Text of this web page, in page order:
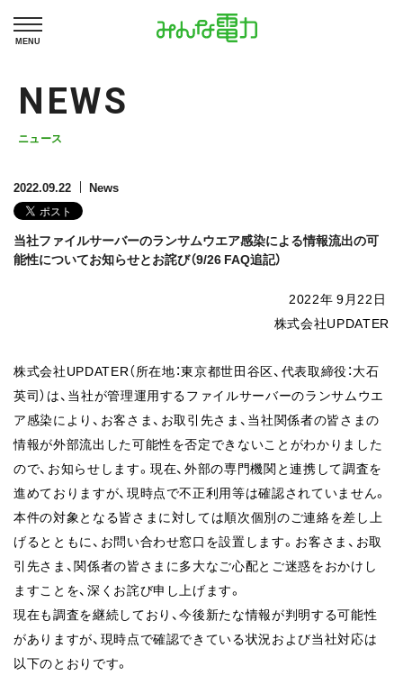
MENU
NEWS
ニュース
2022.09.22 News
当社ファイルサーバーのランサムウエア感染による情報流出の可
能性についてお知らせとお詫び（9/26 FAQ追記）
2022年 9月22日
株式会社UPDATER
株式会社UPDATER（所在地：東京都世田谷区、代表取締役：大石
英司）は、当社が管理運用するファイルサーバーのランサムウエ
ア感染により、お客さま、お取引先さま、当社関係者の皆さまの
情報が外部流出した可能性を否定できないことがわかりました
ので、お知らせします。現在、外部の専門機関と連携して調査を
進めておりますが、現時点で不正利用等は確認されていません。
本件の対象となる皆さまに対しては順次個別のご連絡を差し上
げるとともに、お問い合わせ窓口を設置します。お客さま、お取
引先さま、関係者の皆さまに多大なご心配とご迷惑をおかけし
ますことを、深くお詫び申し上げます。
現在も調査を継続しており、今後新たな情報が判明する可能性
がありますが、現時点で確認できている状況および当社対応は
以下のとおりです。